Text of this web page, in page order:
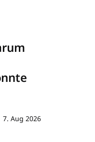
7. Aug 2026